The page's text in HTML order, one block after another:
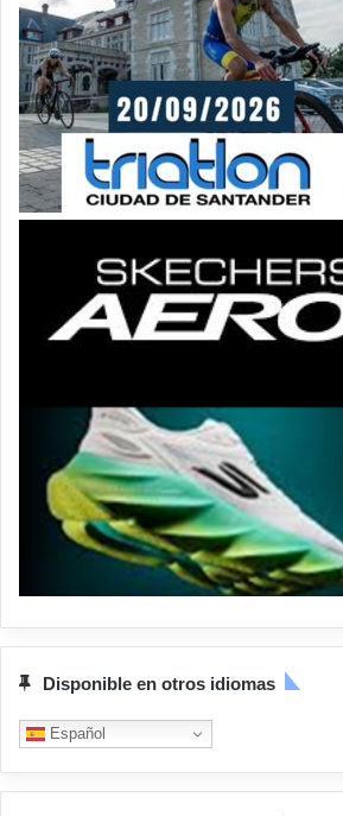
Disponible en otros idiomas
Español